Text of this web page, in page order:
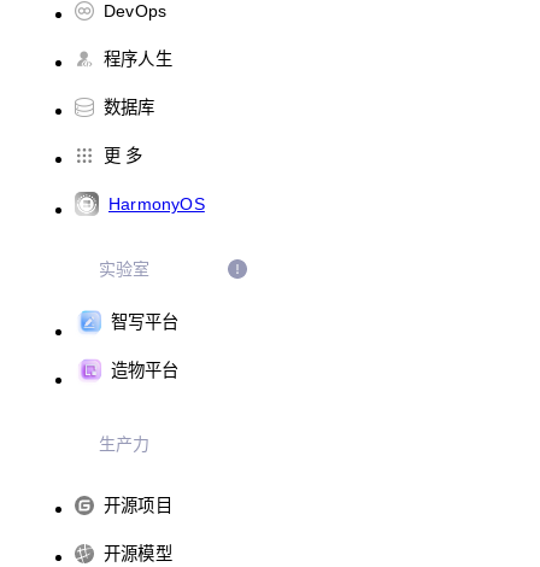
DevOps
程序人生
数据库
更 多
HarmonyOS
实验室
智写平台
造物平台
生产力
开源项目
开源模型